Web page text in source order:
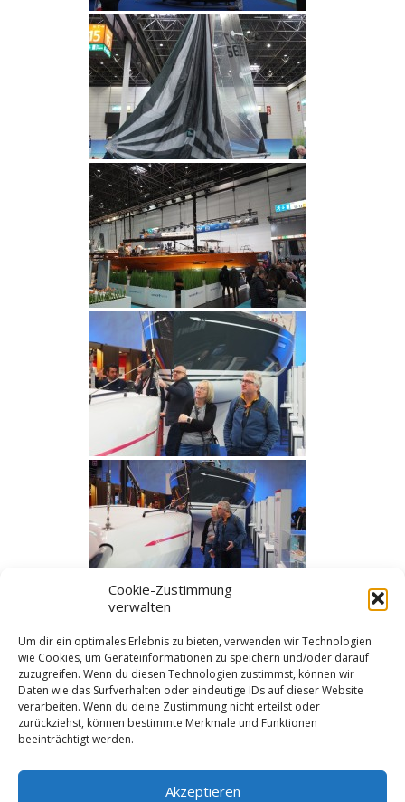
Cookie-Zustimmung
verwalten
Um dir ein optimales Erlebnis zu bieten, verwenden wir Technologien
wie Cookies, um Geräteinformationen zu speichern und/oder darauf
zuzugreifen. Wenn du diesen Technologien zustimmst, können wir
Daten wie das Surfverhalten oder eindeutige IDs auf dieser Website
verarbeiten. Wenn du deine Zustimmung nicht erteilst oder
zurückziehst, können bestimmte Merkmale und Funktionen
beeinträchtigt werden.
Akzeptieren
◄ 1 2 3
Kategorien
Aktuelles,Bilder und Berichte